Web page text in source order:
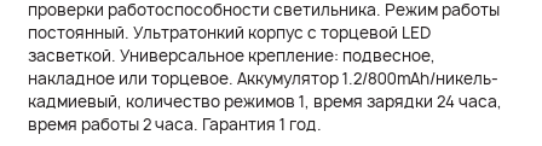
проверки работоспособности светильника. Режим работы
постоянный. Ультратонкий корпус с торцевой LED
засветкой. Универсальное крепление: подвесное,
накладное или торцевое. Аккумулятор 1.2/800mAh/никель-
кадмиевый, количество режимов 1, время зарядки 24 часа,
время работы 2 часа. Гарантия 1 год.